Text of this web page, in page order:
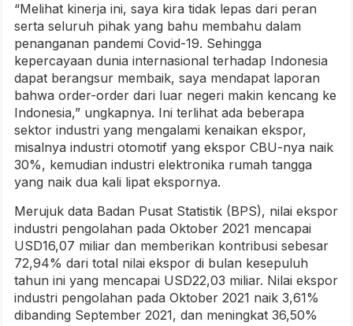
“Melihat kinerja ini, saya kira tidak lepas dari peran
serta seluruh pihak yang bahu membahu dalam
penanganan pandemi Covid-19. Sehingga
kepercayaan dunia internasional terhadap Indonesia
dapat berangsur membaik, saya mendapat laporan
bahwa order-order dari luar negeri makin kencang ke
Indonesia,” ungkapnya. Ini terlihat ada beberapa
sektor industri yang mengalami kenaikan ekspor,
misalnya industri otomotif yang ekspor CBU-nya naik
30%, kemudian industri elektronika rumah tangga
yang naik dua kali lipat ekspornya.
Merujuk data Badan Pusat Statistik (BPS), nilai ekspor
industri pengolahan pada Oktober 2021 mencapai
USD16,07 miliar dan memberikan kontribusi sebesar
72,94% dari total nilai ekspor di bulan kesepuluh
tahun ini yang mencapai USD22,03 miliar. Nilai ekspor
industri pengolahan pada Oktober 2021 naik 3,61%
dibanding September 2021, dan meningkat 36,50%